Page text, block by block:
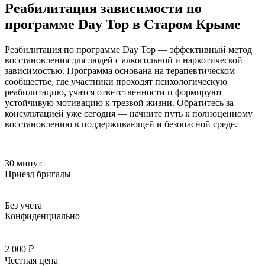
Реабилитация зависимости по
программе Day Top в Старом Крыме
Реабилитация по программе Day Top — эффективный метод
восстановления для людей с алкогольной и наркотической
зависимостью. Программа основана на терапевтическом
сообществе, где участники проходят психологическую
реабилитацию, учатся ответственности и формируют
устойчивую мотивацию к трезвой жизни. Обратитесь за
консультацией уже сегодня — начните путь к полноценному
восстановлению в поддерживающей и безопасной среде.
30 минут
Приезд бригады
Без учета
Конфиденциально
2 000 ₽
Честная цена